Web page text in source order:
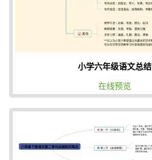
小学六年级语文总结
在线预览